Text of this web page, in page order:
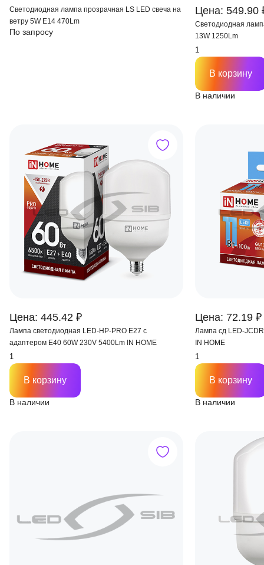
Светодиодная лампа прозрачная LS LED свеча на
ветру 5W Е14 470Lm
По запросу
Цена: 549.90
Светодиодная
13W 1250Lm
В наличии
В корзину
Цена: 445.42 ₽
Лампа светодиодная LED-HP-PRO E27 с
адаптером Е40 60W 230V 5400Lm IN HOME
В наличии
В корзину
Цена: 72.19 ₽
Лампа сд LED-
IN HOME
В наличии
В корзину